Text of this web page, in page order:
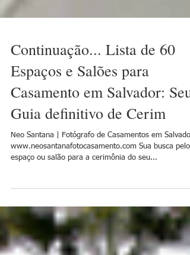
Continuação... Lista de 60
Espaços e Salões para
Casamento em Salvador: Seu
Guia definitivo de Cerim